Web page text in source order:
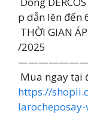
p dẫn lên đến
THỜI GIAN
/2025
Mua ngay tại
https://